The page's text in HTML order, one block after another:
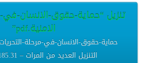
تنزيل “حماية-حقوق-الانسان-في-
الامنية.pdf”
التنزيل العديد من المرات – 185.31 كيلوبايت